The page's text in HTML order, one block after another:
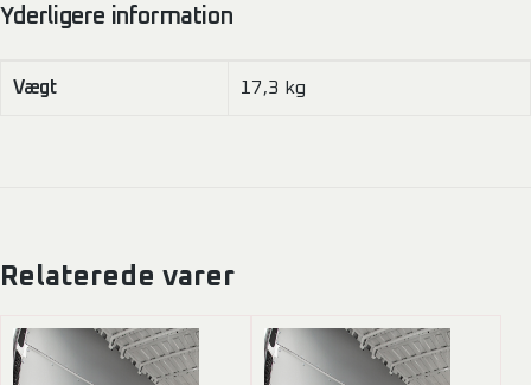
Yderligere information
Vægt 17,3 kg
Relaterede varer